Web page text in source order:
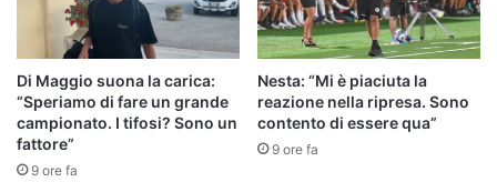
Di Maggio suona la carica:
“Speriamo di fare un grande
campionato. I tifosi? Sono un
fattore”
9 ore fa
Nesta: “Mi è piaciuta la
reazione nella ripresa. Sono
contento di essere qua”
9 ore fa